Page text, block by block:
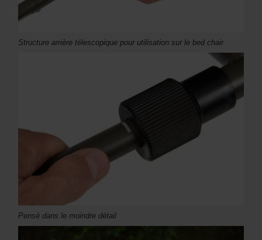
Structure arrière télescopique pour utilisation sur le bed chair
Pensé dans le moindre détail